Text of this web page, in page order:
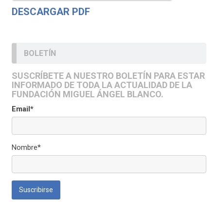
DESCARGAR PDF
BOLETÍN
SUSCRÍBETE A NUESTRO BOLETÍN PARA ESTAR
INFORMADO DE TODA LA ACTUALIDAD DE LA
FUNDACIÓN MIGUEL ÁNGEL BLANCO.
Email*
Nombre*